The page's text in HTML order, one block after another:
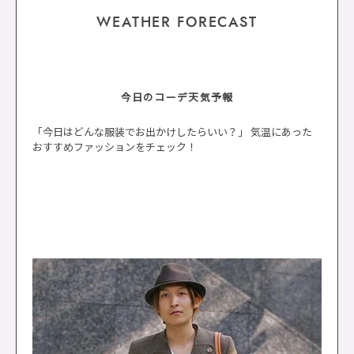
WEATHER FORECAST
今日のコーデ天気予報
「今日はどんな服装でお出かけしたらいい？」 気温にあった
おすすめファッションをチェック！